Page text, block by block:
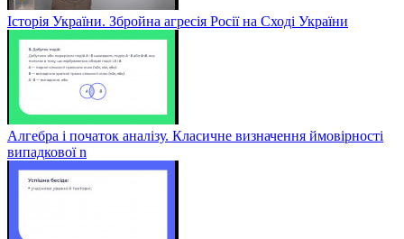
Історія України. Збройна агресія Росії на Сході України
Алгебра і початок аналізу. Класичне визначення ймовірності
випадкової n